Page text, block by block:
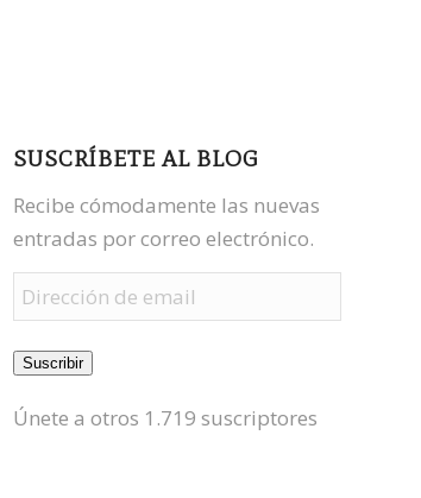
SUSCRÍBETE AL BLOG
Recibe cómodamente las nuevas
entradas por correo electrónico.
Dirección
de
email
Suscribir
Únete a otros 1.719 suscriptores